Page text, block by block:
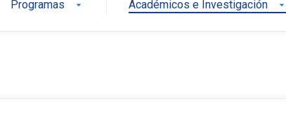
Programas arrow_drop_down Académicos e Investigación arrow_drop_down